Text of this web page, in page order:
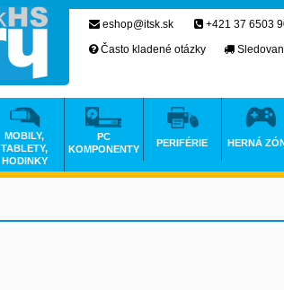
eshop@itsk.sk +421 37 6503
Často kladené otázky
MOBILY,
TABLETY,
HODINKY
PC
KOMPONENTY
PERIFÉRIE HERNÁ